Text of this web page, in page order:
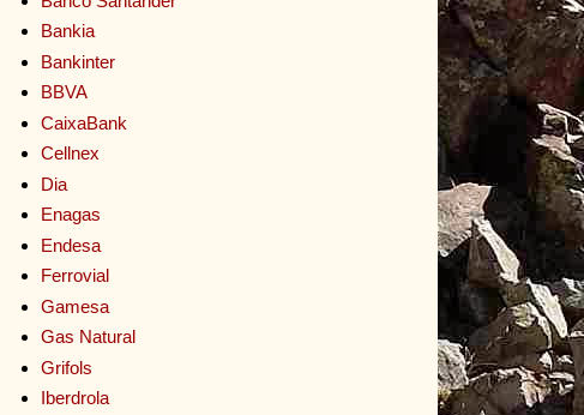
Bankia
Bankinter
BBVA
CaixaBank
Cellnex
Dia
Enagas
Endesa
Ferrovial
Gamesa
Gas Natural
Grifols
Iberdrola